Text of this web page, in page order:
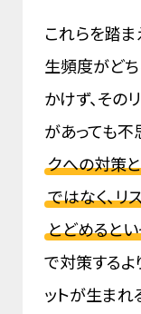
これらを踏
生頻度がど
かけず、その
があっても不
クへの対策
ではなく、リ
とどめると
で対策するよ
ットが生まれ